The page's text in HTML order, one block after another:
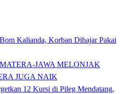
Kalianda, Korban Dihajar Pakai
JAWA MELONJAK
JUGA NAIK
12 Kursi di Pileg Mendatang,